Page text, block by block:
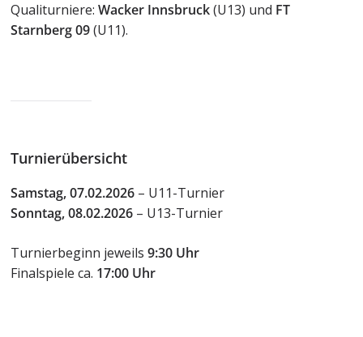
Qualiturniere:Wacker Innsbruck(U13) und FT
Starnberg 09(U11).
Turnierübersicht
Samstag, 07.02.2026 – U11-Turnier
Sonntag, 08.02.2026 – U13-Turnier
Turnierbeginn jeweils9:30 Uhr
Finalspiele ca. 17:00 Uhr